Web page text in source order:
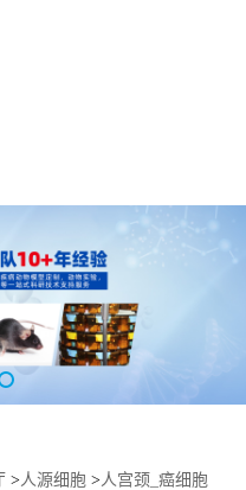
>人源细胞 >人宫颈_癌细胞